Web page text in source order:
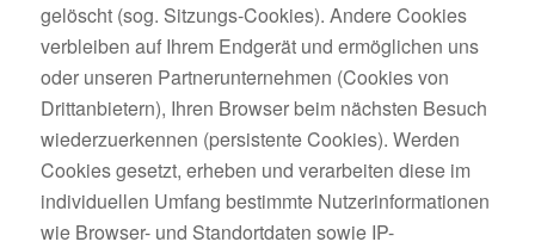
gelöscht (sog. Sitzungs-Cookies). Andere Cookies
verbleiben auf Ihrem Endgerät und ermöglichen uns
oder unseren Partnerunternehmen (Cookies von
Drittanbietern), Ihren Browser beim nächsten Besuch
wiederzuerkennen (persistente Cookies). Werden
Cookies gesetzt, erheben und verarbeiten diese im
individuellen Umfang bestimmte Nutzerinformationen
wie Browser- und Standortdaten sowie IP-